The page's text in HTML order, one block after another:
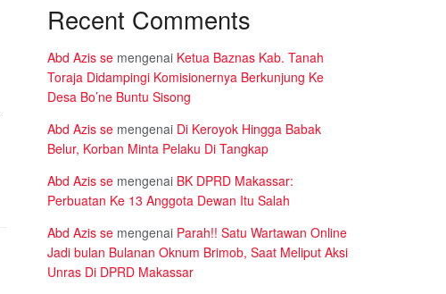
Recent Comments
Abd Azis se mengenai Ketua Baznas Kab. Tanah
Toraja Didampingi Komisionernya Berkunjung Ke
Desa Bo’ne Buntu Sisong
Abd Azis se mengenai Di Keroyok Hingga Babak
Belur, Korban Minta Pelaku Di Tangkap
Abd Azis se mengenai BK DPRD Makassar:
Perbuatan Ke 13 Anggota Dewan Itu Salah
Abd Azis se mengenai Parah!! Satu Wartawan Online
Jadi bulan Bulanan Oknum Brimob, Saat Meliput Aksi
Unras Di DPRD Makassar